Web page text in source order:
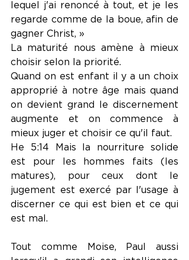
lequel j'ai renoncé à tout, et je les
regarde comme de la boue, afin de
gagner Christ, »
La maturité nous amène à mieux
choisir selon la priorité.
Quand on est enfant il y a un choix
approprié à notre âge mais quand
on devient grand le discernement
augmente et on commence à
mieux juger et choisir ce qu'il faut.
He 5:14 Mais la nourriture solide
est pour les hommes faits (les
matures), pour ceux dont le
jugement est exercé par l'usage à
discerner ce qui est bien et ce qui
est mal.
Tout comme Moise, Paul aussi